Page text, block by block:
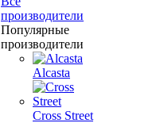
производители
Популярные
производители
Alcasta
Cross Street